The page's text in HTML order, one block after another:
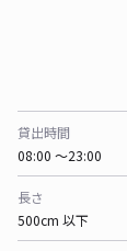
貸出時間
08:00 〜23:00
長さ
500cm 以下